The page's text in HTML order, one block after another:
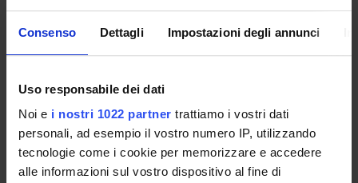
Consenso Dettagli Impostazioni degli annunci
Uso responsabile dei dati
Noi e i nostri 1022 partner trattiamo i vostri dati
personali, ad esempio il vostro numero IP, utilizzando
tecnologie come i cookie per memorizzare e accedere
alle informazioni sul vostro dispositivo al fine di
ASSIGNMENTS
ORGANISATION
GOVERNANCE
COMMITTEES